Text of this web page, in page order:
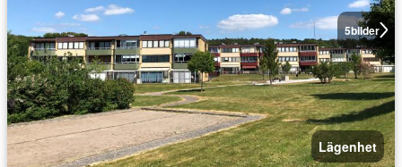
5bilder
Lägenhet